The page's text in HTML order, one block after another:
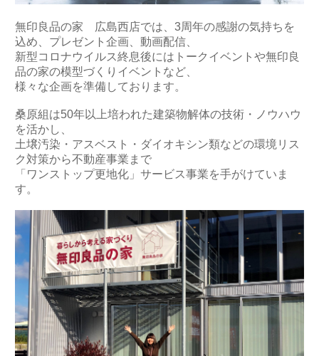
​無印良品の家 広島西店では、3周年の感謝の気持ちを
込め、プレゼント企画、動画配信、
新型コロナウイルス終息後にはトークイベントや無印良
品の家の模型づくりイベントなど、
様々な企画を準備しております。
桑原組は50年以上培われた建築物解体の技術・ノウハウ
を活かし、
土壌汚染・アスベスト・ダイオキシン類などの環境リス
ク対策から不動産事業まで
「ワンストップ更地化」サービス事業を手がけていま
す。